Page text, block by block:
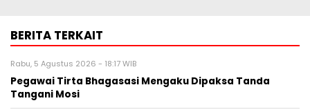
BERITA TERKAIT
Rabu, 5 Agustus 2026 - 18:17 WIB
Pegawai Tirta Bhagasasi Mengaku Dipaksa Tanda
Tangani Mosi